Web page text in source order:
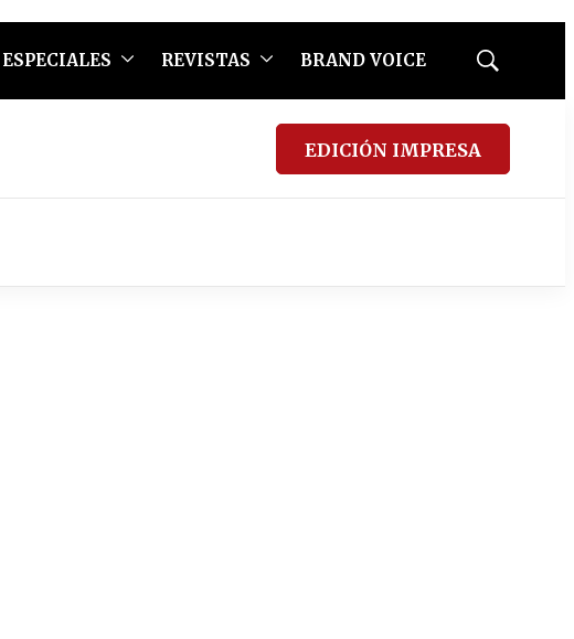
ESPECIALES REVISTAS BRAND VOICE
Mostrar
EDICIÓN IMPRESA